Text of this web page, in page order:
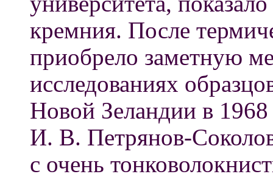
кремния. После
приобрело заметную
исследованиях
Новой Зеландии в
И. В. Петрянов-
с очень